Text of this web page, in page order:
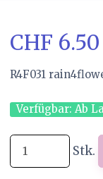
CHF 6.50
R4F031
Verfügbar: Ab
Stk.